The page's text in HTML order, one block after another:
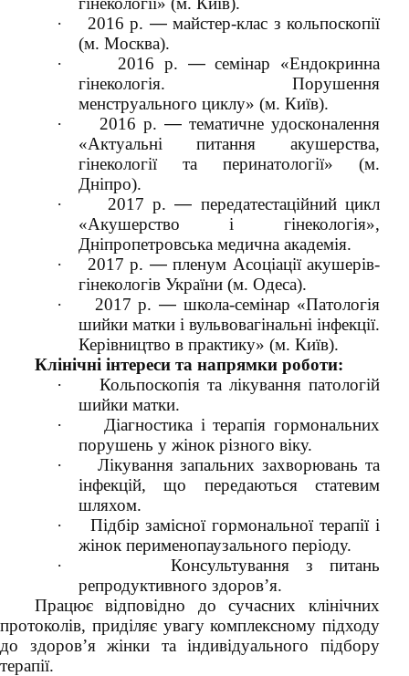
·
2016 р. —майстер-клас з кольпоскопії
(м. Москва).
·
2016 р. —семінар «Ендокринна
гінекологія. Порушення
менструального циклу» (м. Київ).
·
2016 р. —тематичне удосконалення
«Актуальні питання акушерства,
гінекології та перинатології» (м.
Дніпро).
·
2017 р.— передатестаційний цикл
«Акушерство і гінекологія»,
Дніпропетровська медична академія.
·
2017 р. —пленум Асоціації акушерів-
гінекологів України (м. Одеса).
·
2017 р. —школа-семінар «Патологія
шийки матки і вульвовагінальні інфекції.
Керівництво в практику» (м. Київ).
Клінічні інтереси та напрямки роботи:
·
Кольпоскопія та лікування патологій
шийки матки.
·
Діагностика і терапія гормональних
порушень у жінок різного віку.
·
Лікування запальних захворювань та
інфекцій, що передаються статевим
шляхом.
·
Підбір замісної гормональної терапії і
жінок перименопаузального періоду.
·
Консультування з питань
репродуктивного здоров’я.
Працює відповідно до сучасних клінічних
протоколів, приділяє увагу комплексному підходу
до здоров’я жінки та індивідуального підбору
терапії.